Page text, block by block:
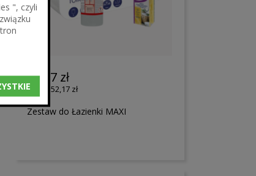
", czyli
64,17 zł
52,17 zł
Zestaw do Łazienki MAXI